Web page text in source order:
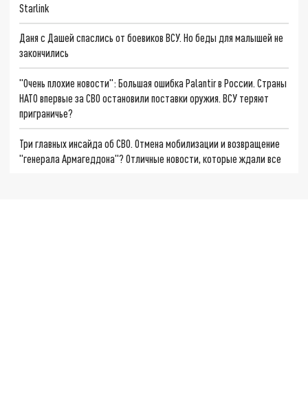
Starlink
Даня с Дашей спаслись от боевиков ВСУ. Но беды для малышей не
закончились
"Очень плохие новости": Большая ошибка Palantir в России. Страны
НАТО впервые за СВО остановили поставки оружия. ВСУ теряют
приграничье?
Три главных инсайда об СВО. Отмена мобилизации и возвращение
"генерала Армагеддона"? Отличные новости, которые ждали все